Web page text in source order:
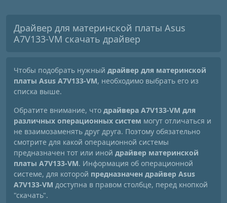
Драйвер для материнской платы Asus
A7V133-VM скачать драйвер
Чтобы подобрать нужный драйвер для материнской
платы Asus A7V133-VM, необходимо выбрать его из
списка выше.
Обратите внимание, что драйвера A7V133-VM для
различных операционных систем могут отличаться и
не взаимозаменять друг друга. Поэтому обязательно
смотрите для какой операционной системы
предназначен тот или иной драйвер материнской
платы A7V133-VM. Информация об операционной
системе, для которой предназначен драйвер Asus
A7V133-VM доступна в правом столбце, перед кнопкой
"скачать".